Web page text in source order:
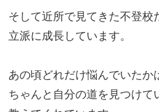
そして近所で見てきた不登校
立派に成長しています。
あの頃どれだけ悩んでいたか
ちゃんと自分の道を見つけ